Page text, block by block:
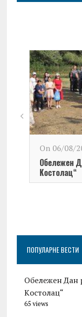
On 06/08/
Обележен
Kостолац“
ПОПУЛАРНЕ ВЕСТИ
Обележен Дан
Kостолац“
65 views